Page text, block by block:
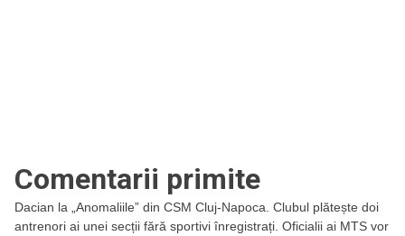
Comentarii primite
Dacian la
„Anomaliile” din CSM Cluj-Napoca. Clubul plătește doi
antrenori ai unei secții fără sportivi înregistrați. Oficialii ai MTS vor